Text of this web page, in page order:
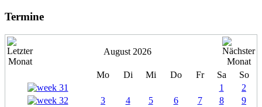
Termine
August 2026
Mo Di Mi Do Fr Sa
So
1
2
3
4 5 6 7 8
9